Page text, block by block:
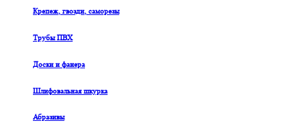
Крепеж, гвозди, саморезы
Трубы ПВХ
Доски и фанера
Шлифовальная шкурка
Абразивы